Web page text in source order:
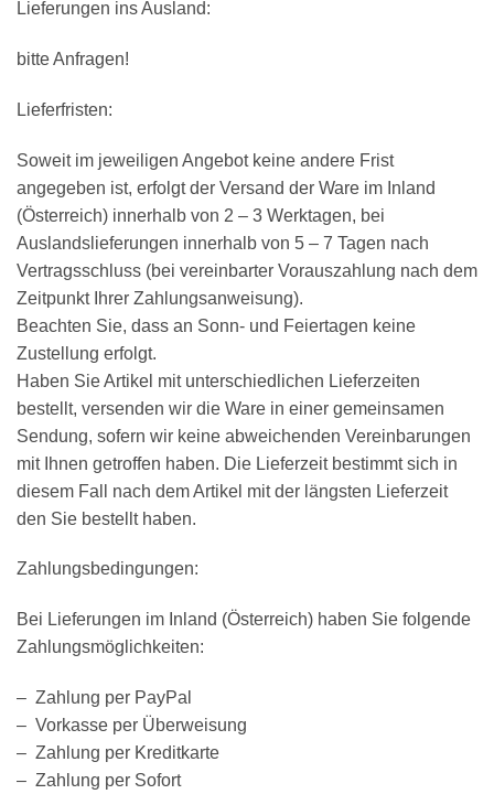
Lieferungen ins Ausland:
bitte Anfragen!
Lieferfristen:
Soweit im jeweiligen Angebot keine andere Frist
angegeben ist, erfolgt der Versand der Ware im Inland
(Österreich) innerhalb von 2 – 3 Werktagen, bei
Auslandslieferungen innerhalb von 5 – 7 Tagen nach
Vertragsschluss (bei vereinbarter Vorauszahlung nach dem
Zeitpunkt Ihrer Zahlungsanweisung).
Beachten Sie, dass an Sonn- und Feiertagen keine
Zustellung erfolgt.
Haben Sie Artikel mit unterschiedlichen Lieferzeiten
bestellt, versenden wir die Ware in einer gemeinsamen
Sendung, sofern wir keine abweichenden Vereinbarungen
mit Ihnen getroffen haben. Die Lieferzeit bestimmt sich in
diesem Fall nach dem Artikel mit der längsten Lieferzeit
den Sie bestellt haben.
Zahlungsbedingungen:
Bei Lieferungen im Inland (Österreich) haben Sie folgende
Zahlungsmöglichkeiten:
– Zahlung per PayPal
– Vorkasse per Überweisung
– Zahlung per Kreditkarte
– Zahlung per Sofort